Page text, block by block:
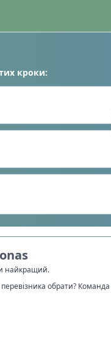
кроки:
найкращий.
обрати? Команда